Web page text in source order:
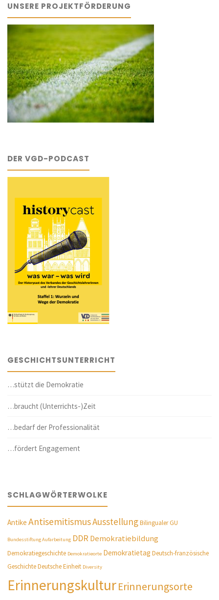
UNSERE PROJEKTFÖRDERUNG
DER VGD-PODCAST
GESCHICHTSUNTERRICHT
…stützt die Demokratie
…braucht (Unterrichts-)Zeit
…bedarf der Professionalität
…fördert Engagement
SCHLAGWÖRTERWOLKE
Antike AntisemitismusAusstellungBilingualer GU
Bundesstiftung Aufarbeitung DDR Demokratiebildung
Demokratiegeschichte Demokratieorte Demokratietag Deutsch-französische
GeschichteDeutsche Einheit Diversity
ErinnerungskulturErinnerungsorte